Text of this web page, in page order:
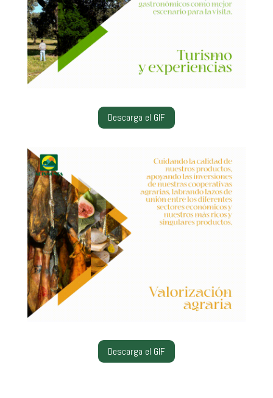
Descarga el GIF
Descarga el GIF